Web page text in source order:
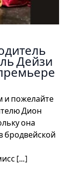
Дейзи
и пожелайте
Дион
она
бродвейской
[…]